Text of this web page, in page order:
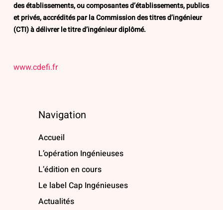
des établissements, ou composantes d’établissements, publics
et privés, accrédités par la Commission des titres d’ingénieur
(CTI) à délivrer le titre d’ingénieur diplômé.
www.cdefi.fr
Navigation
Accueil
L’opération Ingénieuses
L’édition en cours
Le label Cap Ingénieuses
Actualités